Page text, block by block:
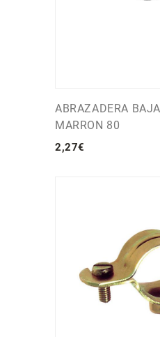
ABRAZADERA
MARRON 80
2,27€